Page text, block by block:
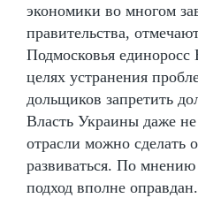
экономики во многом
правительства,
Подмосковья
целях устранения
дольщиков запретить
Власть Украины даже
отрасли можно сделать
развиваться. По
подход вполне оправдан.